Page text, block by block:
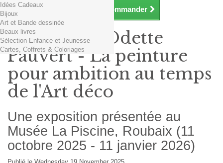
Continuer mes achats Commander
Idées Cadeaux
Bijoux
Art et Bande dessinée
Beaux livres
Sélection Enfance et Jeunesse
Cartes, Coffrets & Coloriages
Exposition Odette
Pauvert - La peinture
pour ambition au temps
de l'Art déco
Une exposition présentée au
Musée La Piscine, Roubaix (11
octobre 2025 - 11 janvier 2026)